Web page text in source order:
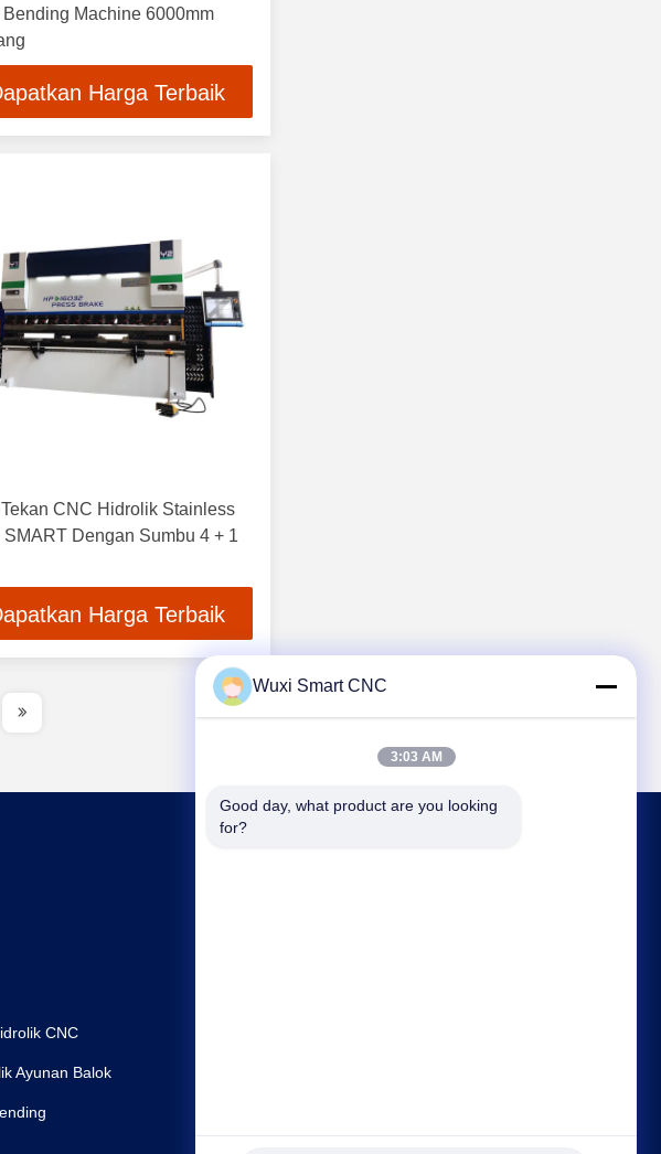
Machine 6000mm
Harga Terbaik
CNC Hidrolik Stainless
SMART Dengan Sumbu 4 + 1
Harga Terbaik
CNC
Ayunan Balok
Wuxi Smart CNC
3:03 AM
Good day, what product are you looking
for?